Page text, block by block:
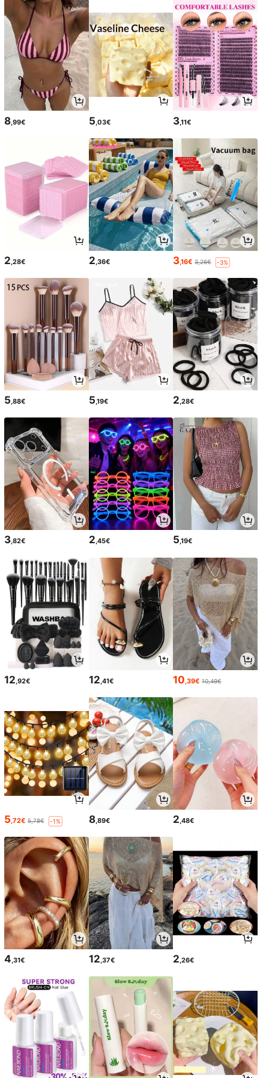
8 ,99€ 5 ,03€ 3,11€
2,28€ 2,36€ 3,16€ 3,26€ -3%
5,88€ 5,19€ 2,28€
3,82€ 2,45€ 5,19€
12 ,92€ 12 ,41€ 10 ,39€ 10,49€
5,72€ 5,78€ -1% 8,89€ 2,48€
4,31€ 12,37€ 2,26€